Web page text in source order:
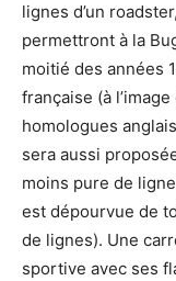
lignes d’un
permettront à la
moitié des années
française (à
homologues
sera aussi
moins pure de
est dépourvue de
de lignes). Une
sportive avec ses